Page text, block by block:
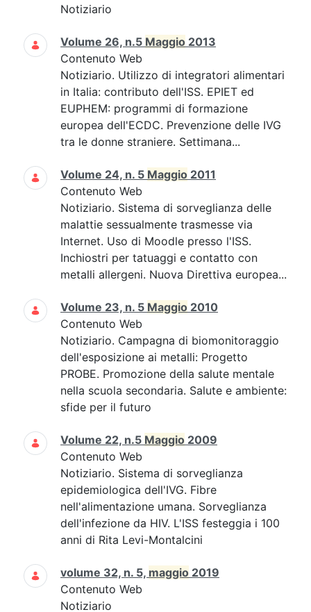
Notiziario
Volume 26, n.5 Maggio 2013
Contenuto Web
Notiziario. Utilizzo di integratori alimentari
in Italia: contributo dell'ISS. EPIET ed
EUPHEM: programmi di formazione
europea dell'ECDC. Prevenzione delle IVG
tra le donne straniere. Settimana...
Volume 24, n. 5 Maggio 2011
Contenuto Web
Notiziario. Sistema di sorveglianza delle
malattie sessualmente trasmesse via
Internet. Uso di Moodle presso l'ISS.
Inchiostri per tatuaggi e contatto con
metalli allergeni. Nuova Direttiva europea...
Volume 23, n. 5 Maggio 2010
Contenuto Web
Notiziario. Campagna di biomonitoraggio
dell'esposizione ai metalli: Progetto
PROBE. Promozione della salute mentale
nella scuola secondaria. Salute e ambiente:
sfide per il futuro
Volume 22, n.5 Maggio 2009
Contenuto Web
Notiziario. Sistema di sorveglianza
epidemiologica dell'IVG. Fibre
nell'alimentazione umana. Sorveglianza
dell'infezione da HIV. L'ISS festeggia i 100
anni di Rita Levi-Montalcini
volume 32, n. 5, maggio 2019
Contenuto Web
Notiziario